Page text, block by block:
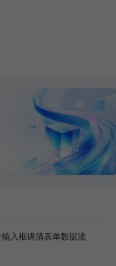
入框讲清表单数据流